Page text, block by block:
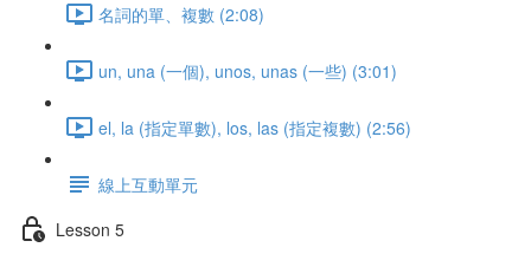
名詞的單、複數 (2:08)
un, una (一個), unos, unas (一些) (3:01)
el, la (指定單數), los, las (指定複數) (2:56)
線上互動單元
Lesson 5